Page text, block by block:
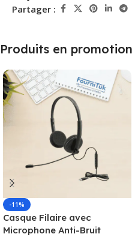
Partager :
Produits en promotion
-11%
Casque Filaire avec
Microphone Anti-Bruit